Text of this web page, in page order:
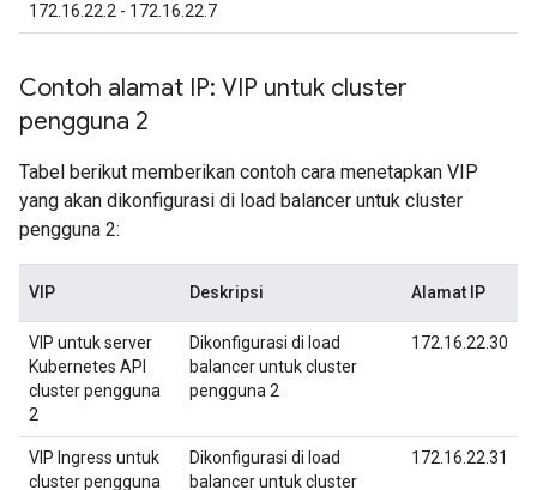
172.16.22.2 - 172.16.22.7
Contoh alamat IP: VIP untuk cluster
pengguna 2
Tabel berikut memberikan contoh cara menetapkan VIP
yang akan dikonfigurasi di load balancer untuk cluster
pengguna 2:
VIP Deskripsi Alamat IP
VIP untuk server
Kubernetes API
cluster pengguna
2
Dikonfigurasi di load
balancer untuk cluster
pengguna 2
172.16.22.30
VIP Ingress untuk
cluster pengguna
Dikonfigurasi di load
balancer untuk cluster
172.16.22.31